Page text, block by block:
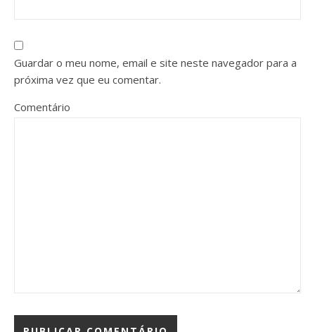
Guardar o meu nome, email e site neste navegador para a
próxima vez que eu comentar.
Comentário